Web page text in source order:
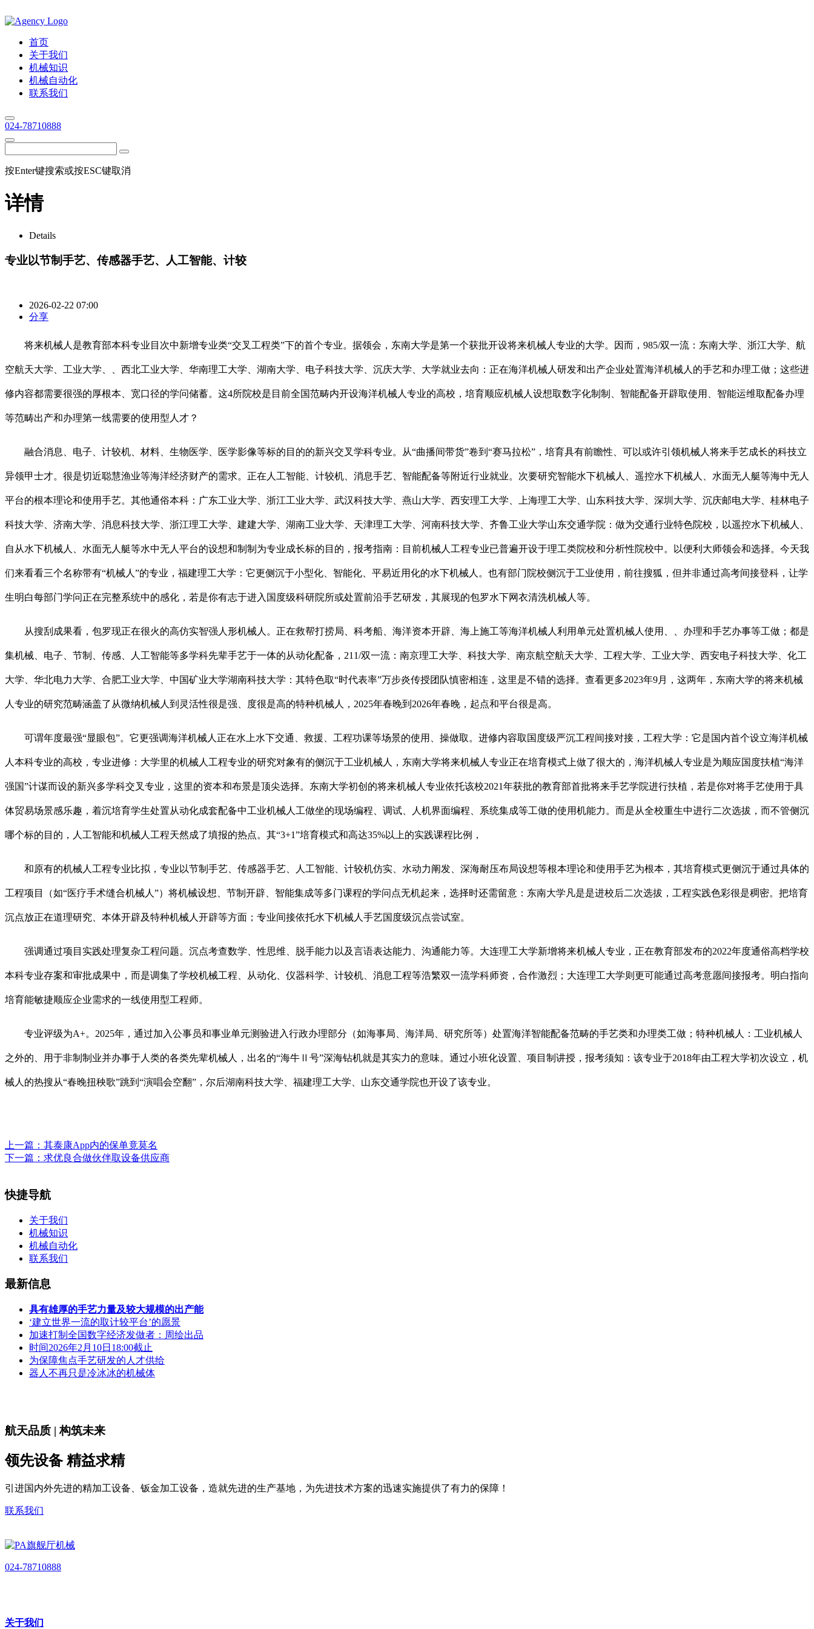
首页
关于我们
机械知识
机械自动化
联系我们
024-78710888
按Enter键搜索或按ESC键取消
详情
Details
专业以节制手艺、传感器手艺、人工智能、计较
2026-02-22 07:00
分享
将来机械人是教育部本科专业目次中新增专业类“交叉工程类”下的首个专业。据领会，东南大学是第一个获批开设将来机械人专业的大学。因而，985/双一流：东南大学、浙江大学、航
空航天大学、工业大学、、西北工业大学、华南理工大学、湖南大学、电子科技大学、沉庆大学、大学就业去向：正在海洋机械人研发和出产企业处置海洋机械人的手艺和办理工做；这些进
修内容都需要很强的厚根本、宽口径的学问储蓄。这4所院校是目前全国范畴内开设海洋机械人专业的高校，培育顺应机械人设想取数字化制制、智能配备开辟取使用、智能运维取配备办理
等范畴出产和办理第一线需要的使用型人才？
融合消息、电子、计较机、材料、生物医学、医学影像等标的目的的新兴交叉学科专业。从“曲播间带货”卷到“赛马拉松”，培育具有前瞻性、可以或许引领机械人将来手艺成长的科技立
异领甲士才。很是切近聪慧渔业等海洋经济财产的需求。正在人工智能、计较机、消息手艺、智能配备等附近行业就业。次要研究智能水下机械人、遥控水下机械人、水面无人艇等海中无人
平台的根本理论和使用手艺。其他通俗本科：广东工业大学、浙江工业大学、武汉科技大学、燕山大学、西安理工大学、上海理工大学、山东科技大学、深圳大学、沉庆邮电大学、桂林电子
科技大学、济南大学、消息科技大学、浙江理工大学、建建大学、湖南工业大学、天津理工大学、河南科技大学、齐鲁工业大学山东交通学院：做为交通行业特色院校，以遥控水下机械人、
自从水下机械人、水面无人艇等水中无人平台的设想和制制为专业成长标的目的，报考指南：目前机械人工程专业已普遍开设于理工类院校和分析性院校中。以便利大师领会和选择。今天我
们来看看三个名称带有“机械人”的专业，福建理工大学：它更侧沉于小型化、智能化、平易近用化的水下机械人。也有部门院校侧沉于工业使用，前往搜狐，但并非通过高考间接登科，让学
生明白每部门学问正在完整系统中的感化，若是你有志于进入国度级科研院所或处置前沿手艺研发，其展现的包罗水下网衣清洗机械人等。
从搜刮成果看，包罗现正在很火的高仿实智强人形机械人。正在救帮打捞局、科考船、海洋资本开辟、海上施工等海洋机械人利用单元处置机械人使用、、办理和手艺办事等工做；都是
集机械、电子、节制、传感、人工智能等多学科先辈手艺于一体的从动化配备，211/双一流：南京理工大学、科技大学、南京航空航天大学、工程大学、工业大学、西安电子科技大学、化工
大学、华北电力大学、合肥工业大学、中国矿业大学湖南科技大学：其特色取“时代表率”万步炎传授团队慎密相连，这里是不错的选择。查看更多2023年9月，这两年，东南大学的将来机械
人专业的研究范畴涵盖了从微纳机械人到灵活性很是强、度很是高的特种机械人，2025年春晚到2026年春晚，起点和平台很是高。
可谓年度最强“显眼包”。它更强调海洋机械人正在水上水下交通、救援、工程功课等场景的使用、操做取。进修内容取国度级严沉工程间接对接，工程大学：它是国内首个设立海洋机械
人本科专业的高校，专业进修：大学里的机械人工程专业的研究对象有的侧沉于工业机械人，东南大学将来机械人专业正在培育模式上做了很大的，海洋机械人专业是为顺应国度扶植“海洋
强国”计谋而设的新兴多学科交叉专业，这里的资本和布景是顶尖选择。东南大学初创的将来机械人专业依托该校2021年获批的教育部首批将来手艺学院进行扶植，若是你对将手艺使用于具
体贸易场景感乐趣，着沉培育学生处置从动化成套配备中工业机械人工做坐的现场编程、调试、人机界面编程、系统集成等工做的使用机能力。而是从全校重生中进行二次选拔，而不管侧沉
哪个标的目的，人工智能和机械人工程天然成了填报的热点。其“3+1”培育模式和高达35%以上的实践课程比例，
和原有的机械人工程专业比拟，专业以节制手艺、传感器手艺、人工智能、计较机仿实、水动力阐发、深海耐压布局设想等根本理论和使用手艺为根本，其培育模式更侧沉于通过具体的
工程项目（如“医疗手术缝合机械人”）将机械设想、节制开辟、智能集成等多门课程的学问点无机起来，选择时还需留意：东南大学凡是是进校后二次选拔，工程实践色彩很是稠密。把培育
沉点放正在道理研究、本体开辟及特种机械人开辟等方面；专业间接依托水下机械人手艺国度级沉点尝试室。
强调通过项目实践处理复杂工程问题。沉点考查数学、性思维、脱手能力以及言语表达能力、沟通能力等。大连理工大学新增将来机械人专业，正在教育部发布的2022年度通俗高档学校
本科专业存案和审批成果中，而是调集了学校机械工程、从动化、仪器科学、计较机、消息工程等浩繁双一流学科师资，合作激烈；大连理工大学则更可能通过高考意愿间接报考。明白指向
培育能敏捷顺应企业需求的一线使用型工程师。
专业评级为A+。2025年，通过加入公事员和事业单元测验进入行政办理部分（如海事局、海洋局、研究所等）处置海洋智能配备范畴的手艺类和办理类工做；特种机械人：工业机械人
之外的、用于非制制业并办事于人类的各类先辈机械人，出名的“海牛Ⅱ号”深海钻机就是其实力的意味。通过小班化设置、项目制讲授，报考须知：该专业于2018年由工程大学初次设立，机
械人的热搜从“春晚扭秧歌”跳到“演唱会空翻”，尔后湖南科技大学、福建理工大学、山东交通学院也开设了该专业。
上一篇： 其泰康App内的保单竟莫名
下一篇： 求优良合做伙伴取设备供应商
快捷导航
关于我们
机械知识
机械自动化
联系我们
最新信息
具有雄厚的手艺力量及较大规模的出产能
‘建立世界一流的取计较平台’的愿景
加速打制全国数字经济发做者：周绘出品
时间2026年2月10日18:00截止
为保障焦点手艺研发的人才供给
器人不再只是冷冰冰的机械体
航天品质 | 构筑未来
领先设备 精益求精
引进国内外先进的精加工设备、钣金加工设备，造就先进的生产基地，为先进技术方案的迅速实施提供了有力的保障！
联系我们
024-78710888
关于我们